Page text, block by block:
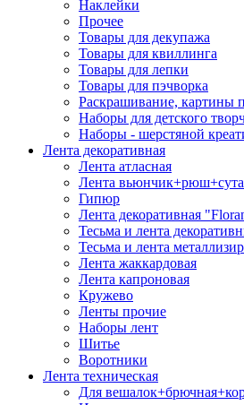
Наклейки
Прочее
Товары для декупажа
Товары для квиллинга
Товары для лепки
Товары для пэчворка
Раскрашивание, картины
Наборы для детского
Наборы - шерстяной
Лента декоративная
Лента атласная
Лента
Гипюр
Лента декоративная
Тесьма и лента
Тесьма и лента
Лента жаккардовая
Лента капроновая
Кружево
Ленты прочие
Наборы лент
Шитье
Воротники
Лента техническая
Для